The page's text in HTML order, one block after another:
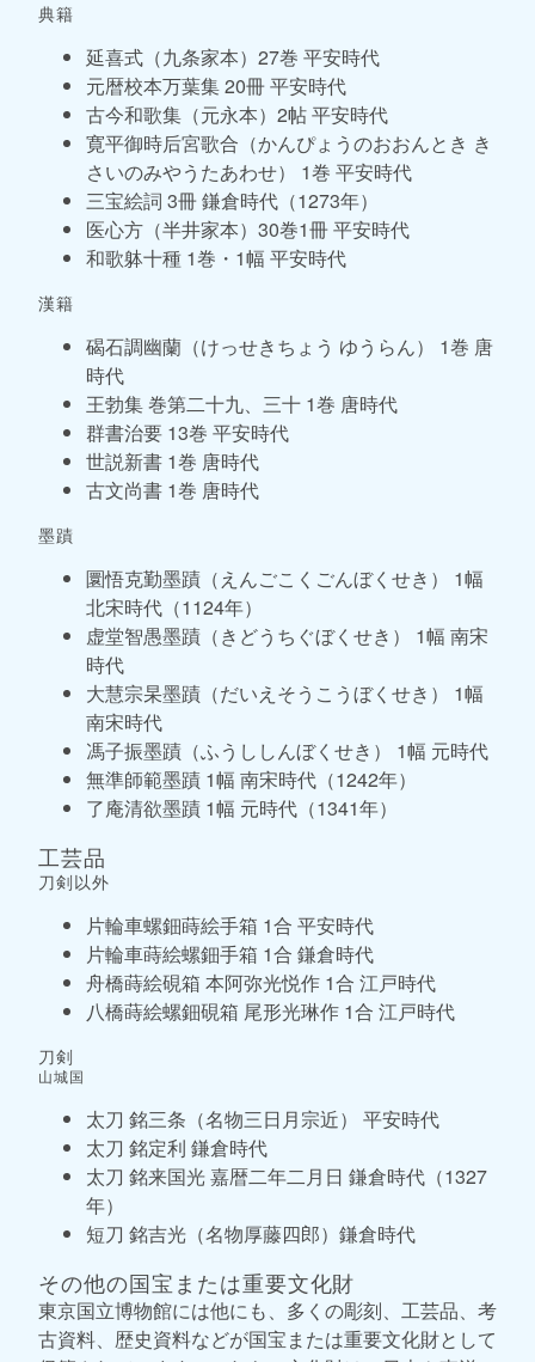
典籍
延喜式（九条家本）27巻 平安時代
元暦校本万葉集 20冊 平安時代
古今和歌集（元永本）2帖 平安時代
寛平御時后宮歌合（かんぴょうのおおんとき き
さいのみやうたあわせ） 1巻 平安時代
三宝絵詞 3冊 鎌倉時代（1273年）
医心方（半井家本）30巻1冊 平安時代
和歌躰十種 1巻・1幅 平安時代
漢籍
碣石調幽蘭（けっせきちょう ゆうらん） 1巻 唐
時代
王勃集 巻第二十九、三十 1巻 唐時代
群書治要 13巻 平安時代
世説新書 1巻 唐時代
古文尚書 1巻 唐時代
墨蹟
圜悟克勤墨蹟（えんごこくごんぼくせき） 1幅
北宋時代（1124年）
虚堂智愚墨蹟（きどうちぐぼくせき） 1幅 南宋
時代
大慧宗杲墨蹟（だいえそうこうぼくせき） 1幅
南宋時代
馮子振墨蹟（ふうししんぼくせき） 1幅 元時代
無準師範墨蹟 1幅 南宋時代（1242年）
了庵清欲墨蹟 1幅 元時代（1341年）
工芸品
刀剣以外
片輪車螺鈿蒔絵手箱 1合 平安時代
片輪車蒔絵螺鈿手箱 1合 鎌倉時代
舟橋蒔絵硯箱 本阿弥光悦作 1合 江戸時代
八橋蒔絵螺鈿硯箱 尾形光琳作 1合 江戸時代
刀剣
山城国
太刀 銘三条（名物三日月宗近） 平安時代
太刀 銘定利 鎌倉時代
太刀 銘来国光 嘉暦二年二月日 鎌倉時代（1327
年）
短刀 銘吉光（名物厚藤四郎）鎌倉時代
その他の国宝または重要文化財
東京国立博物館には他にも、多くの彫刻、工芸品、考
古資料、歴史資料などが国宝または重要文化財として